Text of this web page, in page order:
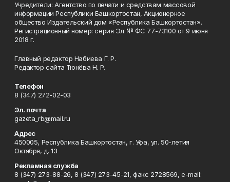
Учредители: Агентство по печати и средствам массовой
информации Республики Башкортостан, Акционерное
общество Издательский дом «Республика Башкортостан».
Регистрационный номер: серия Эл № ФС 77-73100 от 9 июня
2018 г.
Главный редактор Набиева Г. Р.
Редактор сайта Тюнёва Н. Р.
Телефон
8 (347) 272-02-03
Эл. почта
gazeta_rb@mail.ru
Адрес
450005, Республика Башкортостан, г. Уфа, ул. 50-летия
Октября, д. 13
Рекламная служба
8 (347) 273-88-26, 8 (347) 273-45-21, факс 2728569, e-mail: